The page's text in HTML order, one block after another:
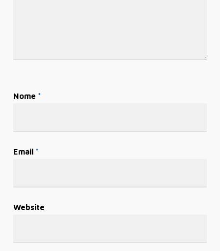
Nome *
Email *
Website